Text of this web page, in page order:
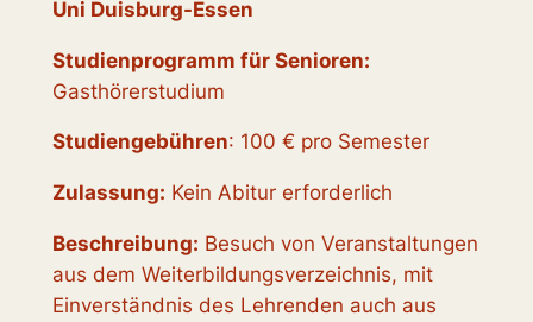
Uni Duisburg-Essen
Studienprogramm für Senioren:
Gasthörerstudium
Studiengebühren: 100 € pro Semester
Zulassung: Kein Abitur erforderlich
Beschreibung: Besuch von Veranstaltungen
aus dem Weiterbildungsverzeichnis, mit
Einverständnis des Lehrenden auch aus